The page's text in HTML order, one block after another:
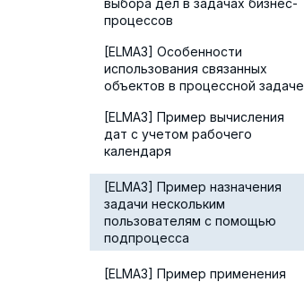
выбора дел в задачах бизнес-
процессов
[ELMA3] Особенности
использования связанных
объектов в процессной задаче
[ELMA3] Пример вычисления
дат с учетом рабочего
календаря
[ELMA3] Пример назначения
задачи нескольким
пользователям с помощью
подпроцесса
[ELMA3] Пример применения